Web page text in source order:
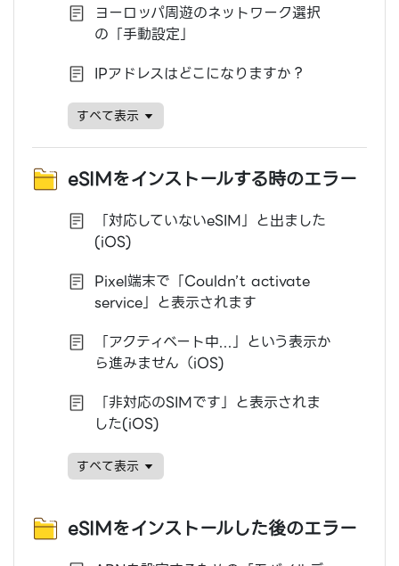
ヨーロッパ周遊のネットワーク選択
の「手動設定」
IPアドレスはどこになりますか？
すベて表示
eSIMをインストールする時のエラー
「対応していないeSIM」と出ました
(iOS)
Pixel端末で「Couldn’t activate
service」と表示されます
「アクティベート中...」という表示か
ら進みません（iOS)
「非対応のSIMです」と表示されま
した(iOS)
すベて表示
eSIMをインストールした後のエラー